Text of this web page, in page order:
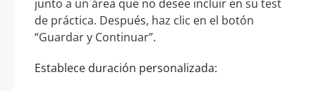
junto a un área que no desee incluir en su test
de práctica. Después, haz clic en el botón
“Guardar y Continuar”.
Establece duración personalizada: